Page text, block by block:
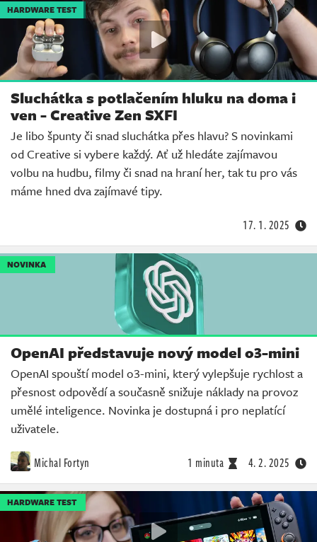
HARDWARE TEST
Sluchátka s potlačením hluku na doma i
ven - Creative Zen SXFI
Je libo špunty či snad sluchátka přes hlavu? S novinkami
od Creative si vybere každý. Ať už hledáte zajímavou
volbu na hudbu, filmy či snad na hraní her, tak tu pro vás
máme hned dva zajímavé tipy.
17. 1. 2025
NOVINKA
OpenAI představuje nový model o3-mini
OpenAI spouští model o3-mini, který vylepšuje rychlost a
přesnost odpovědí a současně snižuje náklady na provoz
umělé inteligence. Novinka je dostupná i pro neplatící
uživatele.
Michal Fortyn 1 minuta 4. 2. 2025
HARDWARE TEST